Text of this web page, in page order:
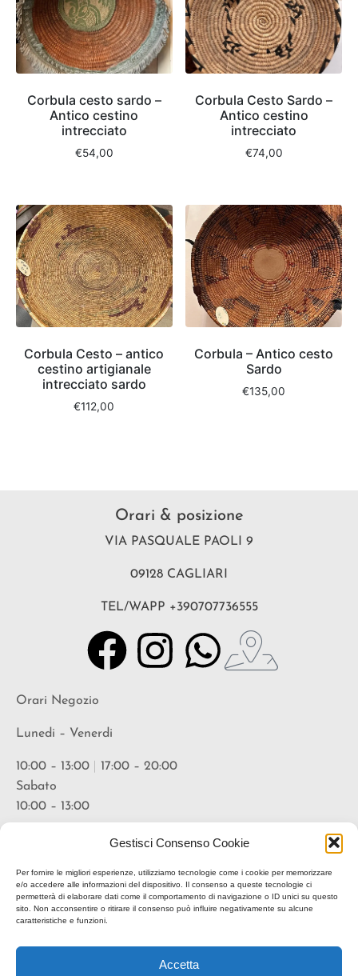
Gestisci Consenso Cookie
Per fornire le migliori esperienze, utilizziamo tecnologie come i cookie per memorizzare
e/o accedere alle informazioni del dispositivo. Il consenso a queste tecnologie ci
permetterà di elaborare dati come il comportamento di navigazione o ID unici su questo
sito. Non acconsentire o ritirare il consenso può influire negativamente su alcune
caratteristiche e funzioni.
Accetta
Corbula cesto sardo –
Antico cestino
intrecciato
€54,00
Corbula Cesto Sardo –
Antico cestino
intrecciato
€74,00
Corbula Cesto – antico
cestino artigianale
intrecciato sardo
€112,00
Corbula – Antico cesto
Sardo
€135,00
Orari & posizione
VIA PASQUALE PAOLI 9
09128 CAGLIARI
TEL/WAPP +390707736555
Orari Negozio
Lunedi – Venerdi
10:00 – 13:00
17:00 – 20:00
Sabato
10:00 – 13:00
Lunedi – Venerdi
18:00 – 20:30
* suggerita prenotazione